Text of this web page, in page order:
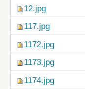
12.jpg
117.jpg
1172.jpg
1173.jpg
1174.jpg